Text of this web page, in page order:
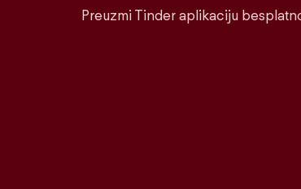
Preuzmi Tinder aplikaciju